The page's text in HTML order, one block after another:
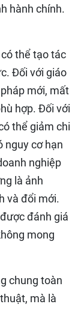
hành chính.
thể tạo tác
Đối với giáo
mới, mất
hợp. Đối với
thể giảm chi
nguy cơ hạn
nghiệp
là ảnh
và đổi mới.
đánh giá
mong
chung toàn
mà là